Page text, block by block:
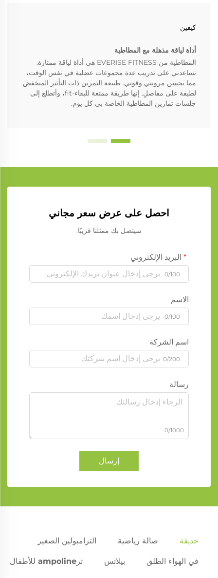
كيفين
أداة لياقة مذهلة مع المطاطية
المطاطية من EVERISE FITNESS هي أداة لياقة ممتازة.
تساعدني على تدريب عدة مجموعات عضلية في نفس الوقت،
مما يحسن مرونتي وقوتي. طبيعة التمرين ذات التأثير المنخفض
لطيفة على مفاصلِ. إنها طريقة ممتعة للبقاء-fit، وأتطلع إلى
جلسات تمارين المطاطية الخاصة بي كل يوم.
احصل على عرض سعر مجاني
سيتصل بك ممثلنا قريبًا.
البريد الإلكتروني
0/100
الاسم
0/100
اسم الشركة
0/200
رسالة
0/1000
إرسال
حديقة صالة رياضية الترامبولين الصغير
في الهواء الطلق بيلاتس ترampoline للأطفال